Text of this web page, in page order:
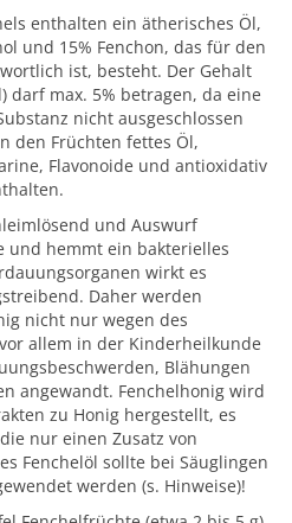
enthalten ein ätherisches Öl,
und 15% Fenchon, das für den
ist, besteht. Der Gehalt
darf max. 5% betragen, da eine
nicht ausgeschlossen
den Früchten fettes Öl,
Flavonoide und antioxidativ
und Auswurf
und hemmt ein bakterielles
wirkt es
Daher werden
nicht nur wegen des
allem in der Kinderheilkunde
Blähungen
angewandt. Fenchelhonig wird
zu Honig hergestellt, es
nur einen Zusatz von
Fenchelöl sollte bei Säuglingen
werden (s. Hinweise)!